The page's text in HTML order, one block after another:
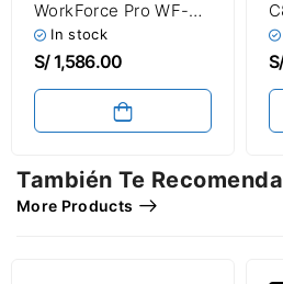
WorkForce Pro WF-
C869R Color Cyan
(735.2ml) 84,000
In stock
S/1,586.00
También Te
More Products